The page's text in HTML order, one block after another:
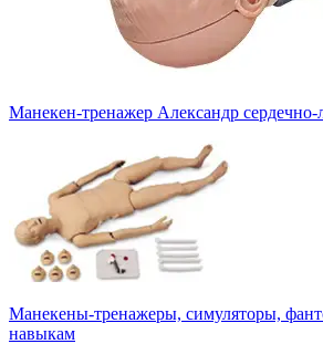
Манекен-тренажер Александр сердечно-
Манекены-тренажеры, симуляторы,
навыкам